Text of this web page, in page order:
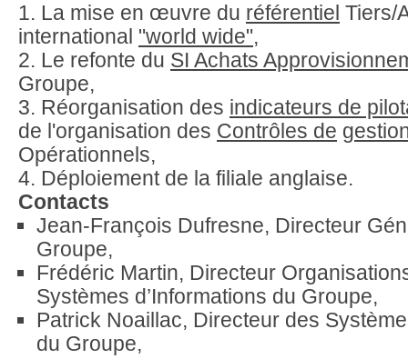
1. La mise en œuvre du référentiel Tiers/
international "world wide",
2. Le refonte du SI Achats
Groupe,
3. Réorganisation des indicateurs de
de l'organisation des Contrôles de
Opérationnels,
4. Déploiement de la filiale anglaise.
Contacts
Jean-François Dufresne, Directeur
Groupe,
Frédéric Martin, Directeur
Systèmes d’Informations du Groupe,
Patrick Noaillac, Directeur des
du Groupe,